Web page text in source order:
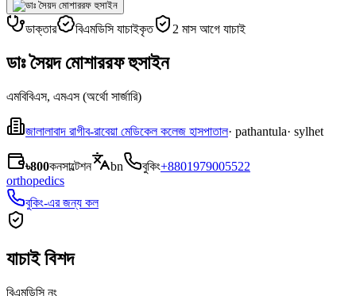
ডাক্তার বিএমডিসি যাচাইকৃত 2 মাস আগে যাচাই
ডাঃ সৈয়দ মোশাররফ হুসাইন
এমবিবিএস, এমএস (অর্থো সার্জারি)
জালালাবাদ রাগীব-রাবেয়া মেডিকেল কলেজ হাসপাতাল· pathantula· sylhet
৳800কনসাল্টেশন bn বুকিং+8801979005522
orthopedics
বুকিং-এর জন্য কল
যাচাই বিশদ
বিএমডিসি নং